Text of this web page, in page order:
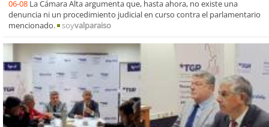
06-08 La Cámara Alta argumenta que, hasta ahora, no existe una
denuncia ni un procedimiento judicial en curso contra el parlamentario
mencionado.
soyvalparaiso